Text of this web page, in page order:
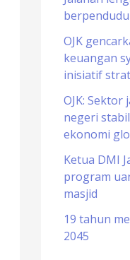
o
r
:
OJK
keuangan
inisiatif
OJK: Sektor
negeri
ekonomi
Ketua DMI
program
masjid
19 tahun
2045